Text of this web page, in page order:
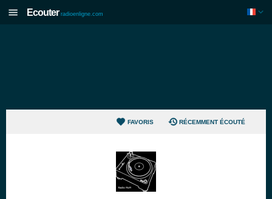
Ecouter radioenligne.com
FAVORIS RÉCEMMENT ÉCOUTÉ